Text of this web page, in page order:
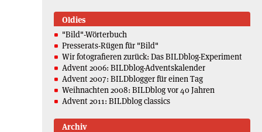
Oldies
"Bild"-Wörterbuch
Presserats-Rügen für "Bild"
Wir fotografieren zurück: Das BILDblog-Experiment
Advent 2006: BILDblog-Adventskalender
Advent 2007: BILDblogger für einen Tag
Weihnachten 2008: BILDblog vor 40 Jahren
Advent 2011: BILDblog classics
Archiv